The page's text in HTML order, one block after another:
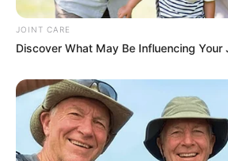
Films To Make You Question
About Cinema
BRAINBERRIES
JOINT CARE
Discover What May Be Influencing Your